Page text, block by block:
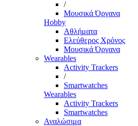
/
Μουσικά Όργανα
Hobby
Αθλήματα
Ελεύθερος Χρόνος
Μουσικά Όργανα
Wearables
Activity Trackers
/
Smartwatches
Wearables
Activity Trackers
Smartwatches
Αναλώσιμα